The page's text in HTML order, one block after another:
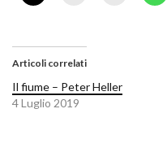
Articoli correlati
Il fiume – Peter Heller
4 Luglio 2019